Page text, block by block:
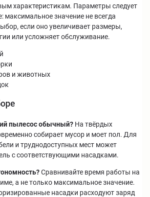
характеристикам. Параметры следует
максимальное значение не всегда
если оно увеличивает размеры,
или усложняет обслуживание.
и животных
пылесос обычный? На твёрдых
собирает мусор и моет пол. Для
и труднодоступных мест может
с соответствующими насадками.
Сравнивайте время работы на
а не только максимальное значение.
насадки расходуют заряд